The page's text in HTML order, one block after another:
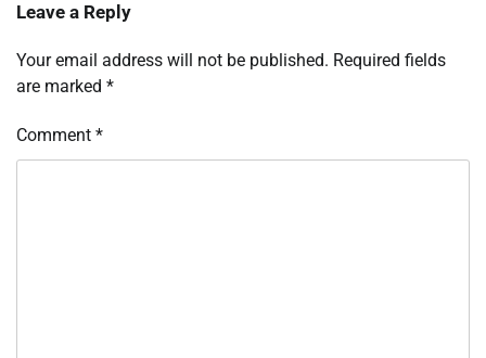
Leave a Reply
Your email address will not be published. Required fields
are marked *
Comment *